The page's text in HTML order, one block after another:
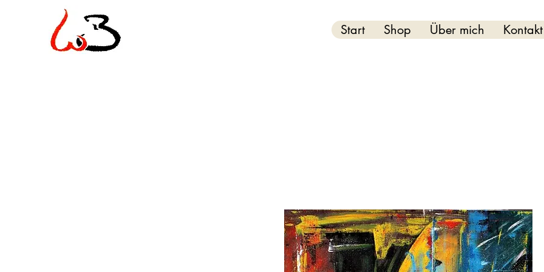
Start Shop Über mich Kontakt